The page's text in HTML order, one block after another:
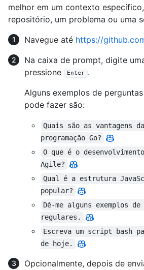
melhor em um contexto
repositório, um problema ou uma
Navegue até https://
Na caixa de prompt, digite
pressione
Enter .
Alguns exemplos de
pode fazer são:
Quais são as vantagens
programação Go?
O que é o
Agile?
Qual é a estrutura
popular?
Dê-me alguns exemplos
regulares.
Escreva um script bash
de hoje.
Opcionalmente, depois de